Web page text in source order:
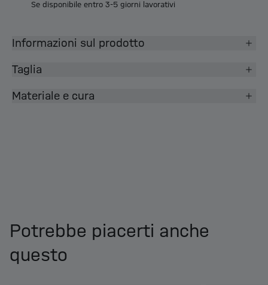
Se disponibile entro 3-5 giorni lavorativi
Informazioni sul prodotto
Taglia
Materiale e cura
Potrebbe piacerti anche
questo